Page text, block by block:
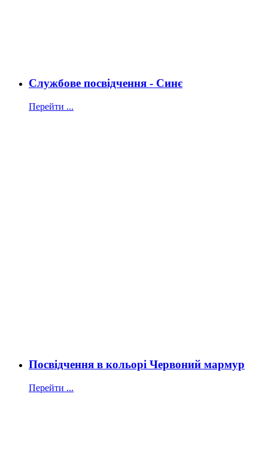
Службове посвідчення - Синє
Перейти ...
Посвідчення в кольорі Червоний мармур
Перейти ...